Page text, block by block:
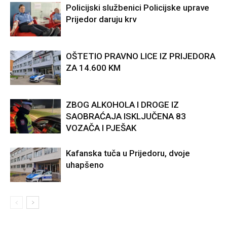
Policijski službenici Policijske uprave
Prijedor daruju krv
OŠTETIO PRAVNO LICE IZ PRIJEDORA
ZA 14.600 KM
ZBOG ALKOHOLA I DROGE IZ
SAOBRAĆAJA ISKLJUČENA 83
VOZAČA I PJEŠAK
Kafanska tuča u Prijedoru, dvoje
uhapšeno